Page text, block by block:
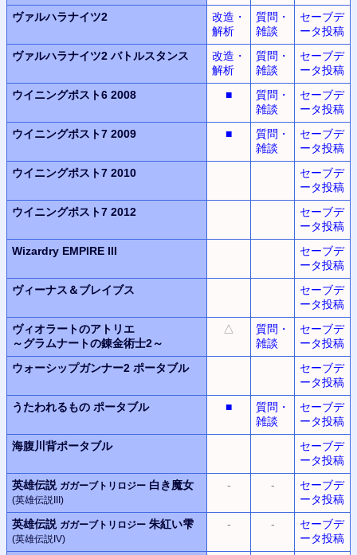
ヴァルハラナイツ2
改造・
解析
質問・
雑談
セーブデ
ータ投稿
ヴァルハラナイツ2 バトルスタンス
改造・
解析
質問・
雑談
セーブデ
ータ投稿
ウイニングポスト6 2008
■
質問・
雑談
セーブデ
ータ投稿
ウイニングポスト7 2009
■
質問・
雑談
セーブデ
ータ投稿
ウイニングポスト7 2010
セーブデ
ータ投稿
ウイニングポスト7 2012
セーブデ
ータ投稿
Wizardry EMPIRE III
セーブデ
ータ投稿
ヴィーナス＆ブレイブス
セーブデ
ータ投稿
ヴィオラートのアトリエ
～グラムナートの錬金術士2～
△
質問・
雑談
セーブデ
ータ投稿
ウォーシップガンナー2 ポータブル
セーブデ
ータ投稿
うたわれるもの ポータブル
■
質問・
雑談
セーブデ
ータ投稿
海腹川背ポータブル
セーブデ
ータ投稿
英雄伝説 ガガーブトリロジー 白き魔女
(英雄伝説III)
- -
セーブデ
ータ投稿
英雄伝説 ガガーブトリロジー 朱紅い雫
(英雄伝説IV)
- -
セーブデ
ータ投稿